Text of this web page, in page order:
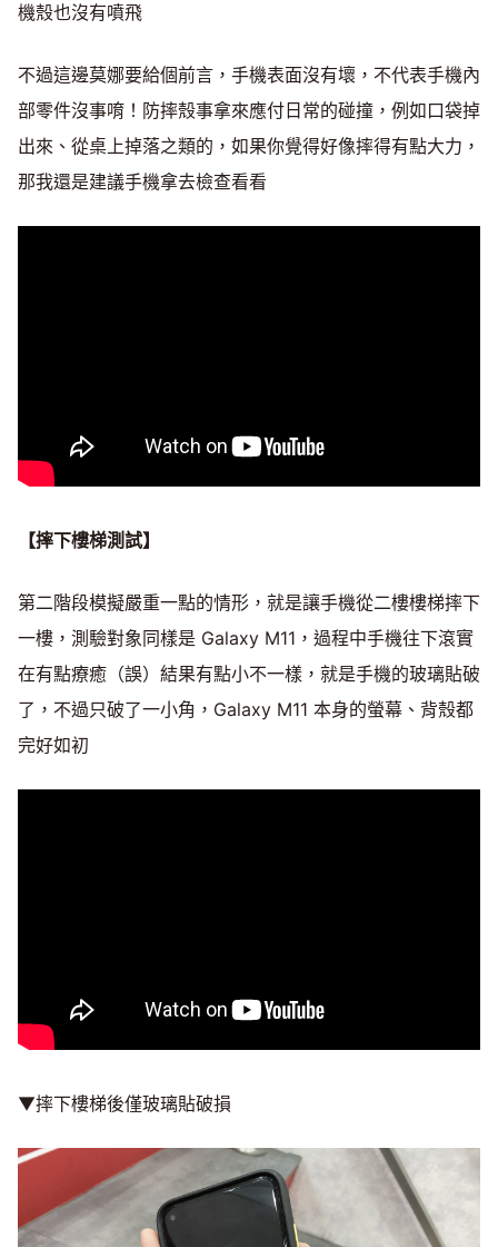
機殼也沒有噴飛
不過這邊莫娜要給個前言，手機表面沒有壞，不代表手機內
部零件沒事唷！防摔殼事拿來應付日常的碰撞，例如口袋掉
出來、從桌上掉落之類的，如果你覺得好像摔得有點大力，
那我還是建議手機拿去檢查看看
【摔下樓梯測試】
第二階段模擬嚴重一點的情形，就是讓手機從二樓樓梯摔下
一樓，測驗對象同樣是 Galaxy M11，過程中手機往下滾實
在有點療癒（誤）結果有點小不一樣，就是手機的玻璃貼破
了，不過只破了一小角，Galaxy M11 本身的螢幕、背殼都
完好如初
▼摔下樓梯後僅玻璃貼破損